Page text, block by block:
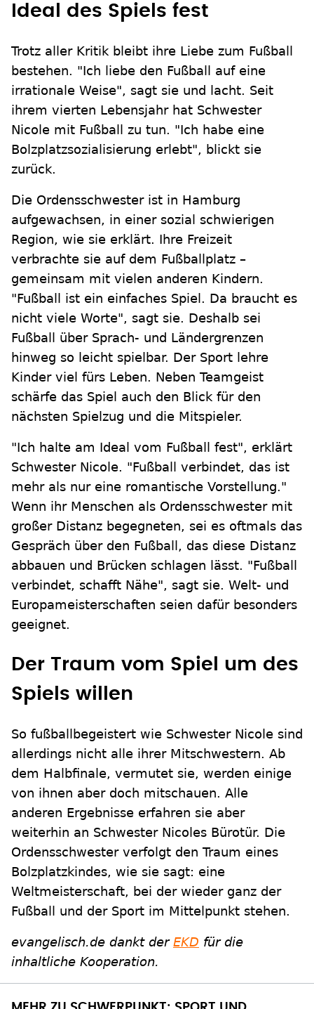
Ideal des Spiels fest
Trotz aller Kritik bleibt ihre Liebe zum Fußball
bestehen. "Ich liebe den Fußball auf eine
irrationale Weise", sagt sie und lacht. Seit
ihrem vierten Lebensjahr hat Schwester
Nicole mit Fußball zu tun. "Ich habe eine
Bolzplatzsozialisierung erlebt", blickt sie
zurück.
Die Ordensschwester ist in Hamburg
aufgewachsen, in einer sozial schwierigen
Region, wie sie erklärt. Ihre Freizeit
verbrachte sie auf dem Fußballplatz –
gemeinsam mit vielen anderen Kindern.
"Fußball ist ein einfaches Spiel. Da braucht es
nicht viele Worte", sagt sie. Deshalb sei
Fußball über Sprach- und Ländergrenzen
hinweg so leicht spielbar. Der Sport lehre
Kinder viel fürs Leben. Neben Teamgeist
schärfe das Spiel auch den Blick für den
nächsten Spielzug und die Mitspieler.
"Ich halte am Ideal vom Fußball fest", erklärt
Schwester Nicole. "Fußball verbindet, das ist
mehr als nur eine romantische Vorstellung."
Wenn ihr Menschen als Ordensschwester mit
großer Distanz begegneten, sei es oftmals das
Gespräch über den Fußball, das diese Distanz
abbauen und Brücken schlagen lässt. "Fußball
verbindet, schafft Nähe", sagt sie. Welt- und
Europameisterschaften seien dafür besonders
geeignet.
Der Traum vom Spiel um des
Spiels willen
So fußballbegeistert wie Schwester Nicole sind
allerdings nicht alle ihrer Mitschwestern. Ab
dem Halbfinale, vermutet sie, werden einige
von ihnen aber doch mitschauen. Alle
anderen Ergebnisse erfahren sie aber
weiterhin an Schwester Nicoles Bürotür. Die
Ordensschwester verfolgt den Traum eines
Bolzplatzkindes, wie sie sagt: eine
Weltmeisterschaft, bei der wieder ganz der
Fußball und der Sport im Mittelpunkt stehen.
evangelisch.de dankt derEKD für die
inhaltliche Kooperation.